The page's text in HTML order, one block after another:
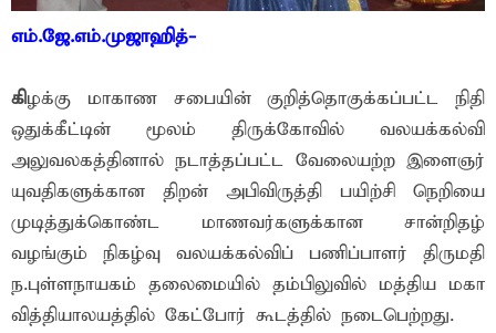
எம்.ஜே.எம்.முஜாஹித்-
கிழக்கு மாகாண சபையின் குறித்தொகுக்கப்பட்ட நிதி
ஒதுக்கீட்டின் மூலம் திருக்கோவில் வலயக்கல்வி
அலுவலகத்தினால் நடாத்தப்பட்ட வேலையற்ற இளைஞர்
யுவதிகளுக்கான திறன் அபிவிருத்தி பயிற்சி நெறியை
முடித்துக்கொண்ட மாணவர்களுக்கான சான்றிதழ்
வழங்கும் நிகழ்வு வலயக்கல்விப் பணிப்பாளர் திருமதி
ந.புள்ளநாயகம் தலைமையில் தம்பிலுவில் மத்திய மகா
வித்தியாலயத்தில் கேட்போர் கூடத்தில் நடைபெற்றது.